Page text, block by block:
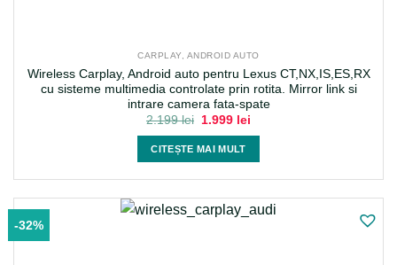
CARPLAY, ANDROID AUTO
Wireless Carplay, Android auto pentru Lexus CT,NX,IS,ES,RX
cu sisteme multimedia controlate prin rotita. Mirror link si
intrare camera fata-spate
2.199lei
Prețul
a
fost:
2.199 lei.
1.999 lei
CITEȘTE MAI MULT
-32%